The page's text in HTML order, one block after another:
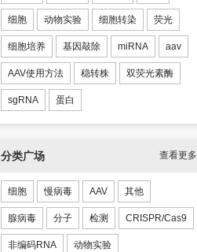
细胞 动物实验 细胞转染 荧光
细胞培养 基因敲除 miRNA aav
AAV使用方法 稳转株 双荧光素酶
sgRNA 蛋白
分类广场 查看更多
细胞 慢病毒 AAV 其他
腺病毒 分子 检测 CRISPR/Cas9
非编码RNA 动物实验